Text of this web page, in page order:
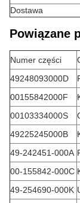
Dostawa
Powiązane
Numer części
49248093000D
00155842000F
00103334000S
49225245000B
49-242451-000A
00-155842-000C
49-254690-000K